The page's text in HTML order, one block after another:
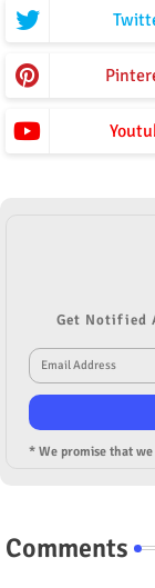
Get Notified
* We promise that
Comments